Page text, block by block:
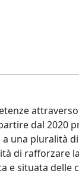
attraverso
dal 2020
una pluralità
di rafforzare
e situata delle